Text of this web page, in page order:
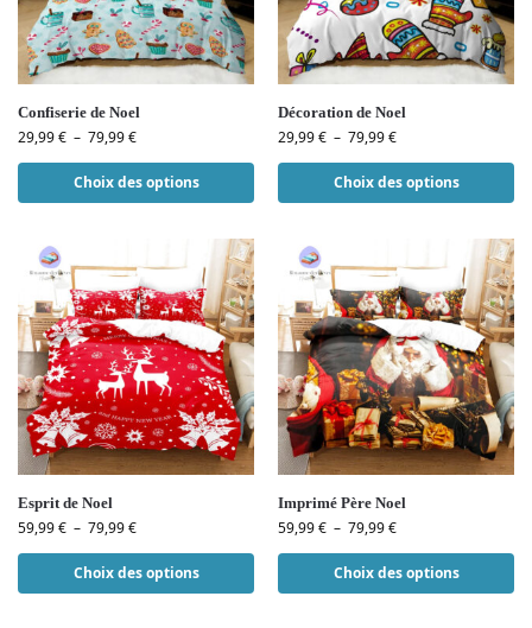
Confiserie de Noel
29,99€ – 79,99€
Choix des options
Décoration de Noel
29,99€ – 79,99€
Choix des options
Esprit de Noel
59,99€ – 79,99€
Choix des options
Imprimé Père Noel
59,99€ – 79,99€
Choix des options